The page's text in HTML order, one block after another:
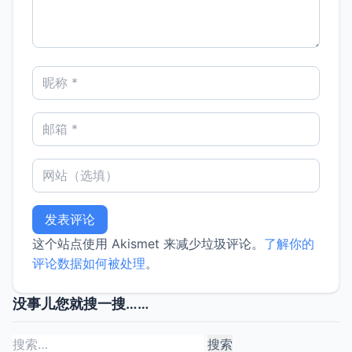
这个站点使用 Akismet 来减少垃圾评论。 了解你的
评论数据如何被处理。
没事儿您就搜一搜……
搜